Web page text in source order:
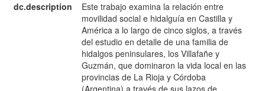
dc.description
Este trabajo examina la relación entre
movilidad social e hidalguía en Castilla y
América a lo largo de cinco siglos, a través
del estudio en detalle de una familia de
hidalgos peninsulares, los Villafañe y
Guzmán, que dominaron la vida local en las
provincias de La Rioja y Córdoba
(Argentina) a través de sus lazos de